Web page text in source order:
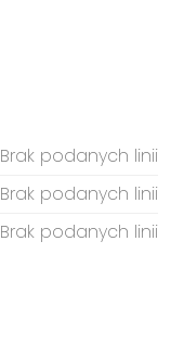
Brak podanych linii
Brak podanych linii
Brak podanych linii